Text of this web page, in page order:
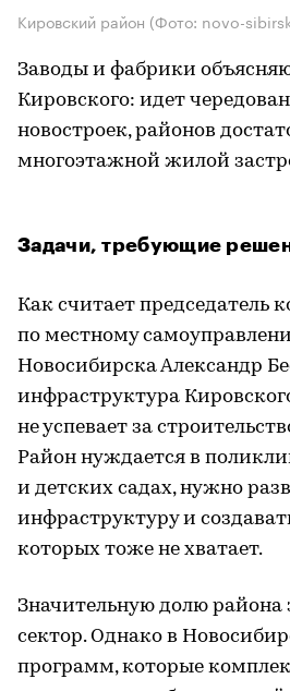
Кировский район (Фото: novo-
Заводы и фабрики
Кировского: идет
новостроек, районов
многоэтажной жилой
Задачи, требующие
Как считает председатель
по местному
Новосибирска Александр
инфраструктура
не успевает за
Район нуждается в
и детских садах, нужно
инфраструктуру и
которых тоже не хватает.
Значительную долю
сектор. Однако в
программ, которые